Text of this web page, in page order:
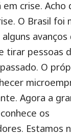
crise. Acho
O Brasil foi
avanços
tirar pessoas
O
Agora a
os
Estamos